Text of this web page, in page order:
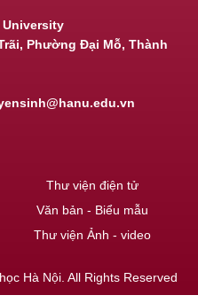
Phường Đại Mỗ, Thành
Thư viện điện tử
Văn bản - Biểu mẫu
Thư viện Ảnh - video
Hà Nội. All Rights Reserved